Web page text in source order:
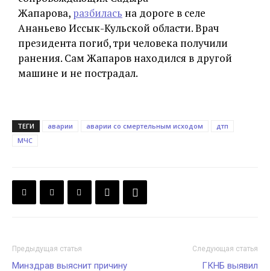
Жапарова, разбилась на дороге в селе
Ананьево Иссык-Кульской области. Врач
президента погиб, три человека получили
ранения. Сам Жапаров находился в другой
машине и не пострадал.
ТЕГИ аварии аварии со смертельным исходом
дтп
МЧС
Предыдущая статья
Минздрав выяснит причину
Следующая статья
ГКНБ выявил